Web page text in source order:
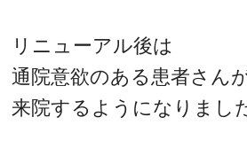
リニューアル後は
通院意欲のある患者さん
来院するようになりまし